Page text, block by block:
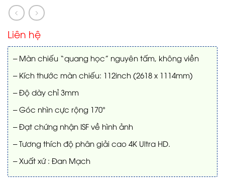
Liên hệ
– Màn chiếu “quang học” nguyên tấm, không viền
– Kích thước màn chiếu: 112inch (2618 x 1114mm)
– Độ dày chỉ 3mm
– Góc nhìn cực rộng 170°
– Đạt chứng nhận ISF về hình ảnh
– Tương thích độ phân giải cao 4K Ultra HD.
– Xuất xứ : Đan Mạch